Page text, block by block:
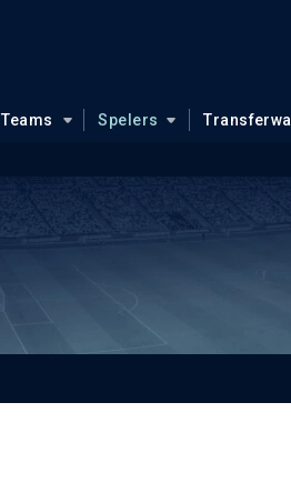
Teams Spelers